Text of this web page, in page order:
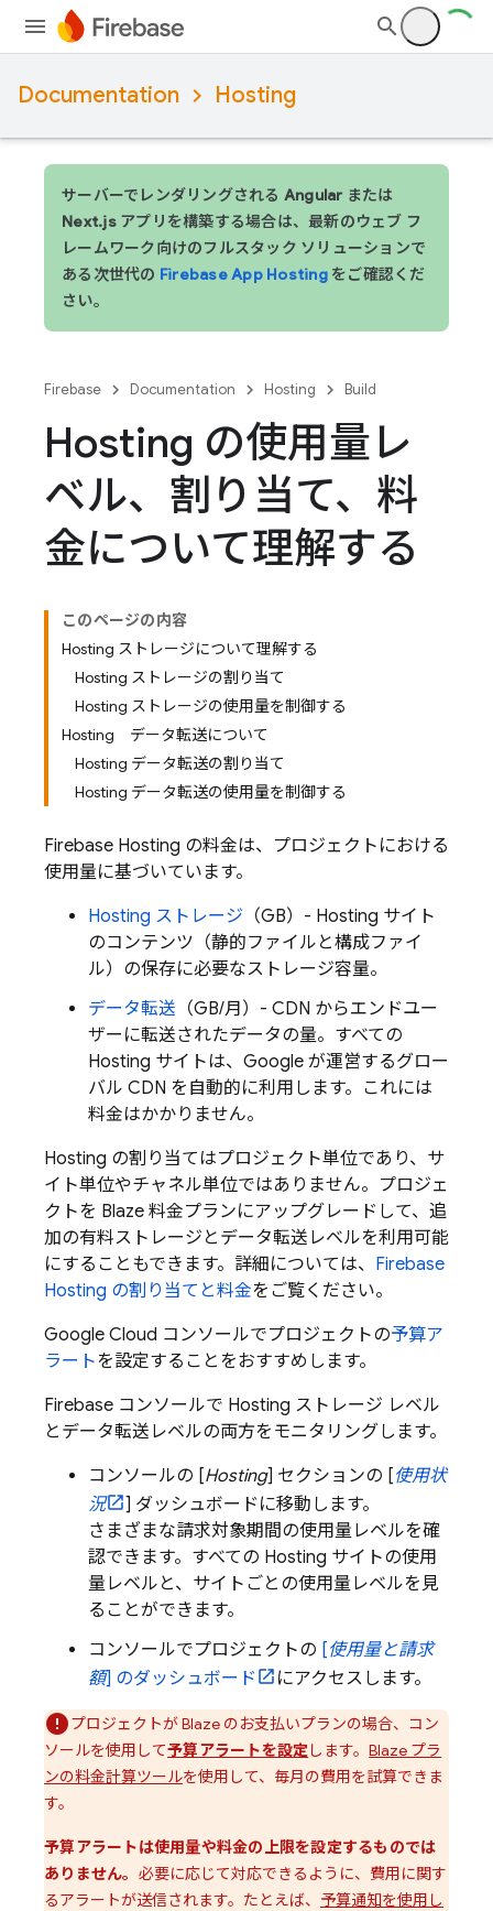
Documentation Hosting
サーバーでレンダリングされる Angular または
Next.js アプリを構築する場合は、最新のウェブ フ
レームワーク向けのフルスタック ソリューションで
ある次世代の Firebase App Hostingをご確認くだ
さい。
Firebase Documentation Hosting Build
Hosting の使用量レ
ベル、割り当て、料
金について理解する
このページの内容
Hosting ストレージについて理解する
Hosting ストレージの割り当て
Hosting ストレージの使用量を制御する
Hosting データ転送について
Hosting データ転送の割り当て
Hosting データ転送の使用量を制御する
Firebase Hosting の料金は、プロジェクトにおける
使用量に基づいています。
Hosting ストレージ （GB）- Hosting サイト
のコンテンツ（静的ファイルと構成ファイ
ル）の保存に必要なストレージ容量。
データ転送 （GB/月）- CDN からエンドユー
ザーに転送されたデータの量。すべての
Hosting サイトは、Google が運営するグロー
バル CDN を自動的に利用します。これには
料金はかかりません。
Hosting の割り当てはプロジェクト単位であり、サ
イト単位やチャネル単位ではありません。プロジェ
クトを Blaze 料金プランにアップグレードして、追
加の有料ストレージとデータ転送レベルを利用可能
にすることもできます。詳細については、 Firebase
Hosting の割り当てと料金をご覧ください。
Google Cloud コンソールでプロジェクトの予算ア
ラートを設定することをおすすめします。
Firebase コンソールで Hosting ストレージ レベル
とデータ転送レベルの両方をモニタリングします。
コンソールの [Hosting] セクションの [使用状
況
] ダッシュボードに移動します。
さまざまな請求対象期間の使用量レベルを確
認できます。すべての Hosting サイトの使用
量レベルと、サイトごとの使用量レベルを見
ることができます。
コンソールでプロジェクトの [使用量と請求
額] のダッシュボード にアクセスします。
プロジェクトが Blaze のお支払いプランの場合、コン
ソールを使用して予算アラートを設定します。Blaze プラ
ンの料金計算ツールを使用して、毎月の費用を試算できま
す。
予算アラートは使用量や料金の上限を設定するものでは
ありません。 必要に応じて対応できるように、費用に関す
るアラートが送信されます。たとえば、 予算通知を使用し